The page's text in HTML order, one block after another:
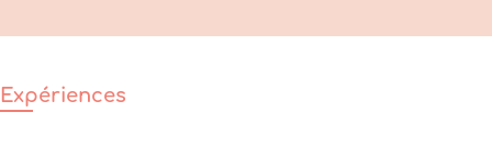
Expériences